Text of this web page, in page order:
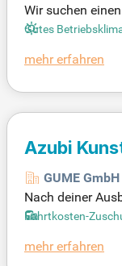
Wir suchen
assen die
genständig zu
Gutes
mehr erfahren
Azubi
GUME GmbH
Nach deiner
ötigen deine
erfordert
Fahrtkosten-
mehr erfahren